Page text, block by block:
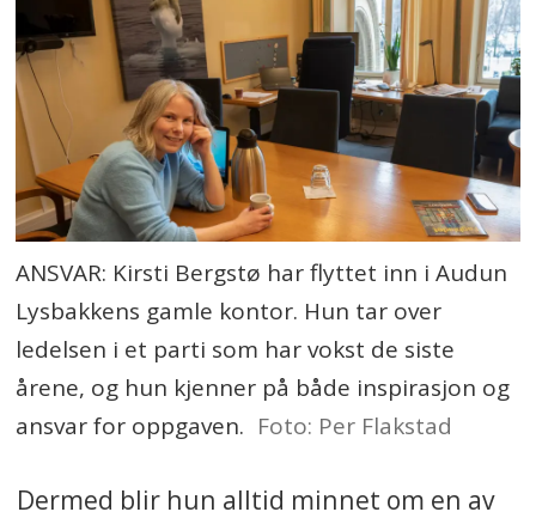
ANSVAR: Kirsti Bergstø har flyttet inn i Audun
Lysbakkens gamle kontor. Hun tar over
ledelsen i et parti som har vokst de siste
årene, og hun kjenner på både inspirasjon og
ansvar for oppgaven. Foto: Per Flakstad
Dermed blir hun alltid minnet om en av